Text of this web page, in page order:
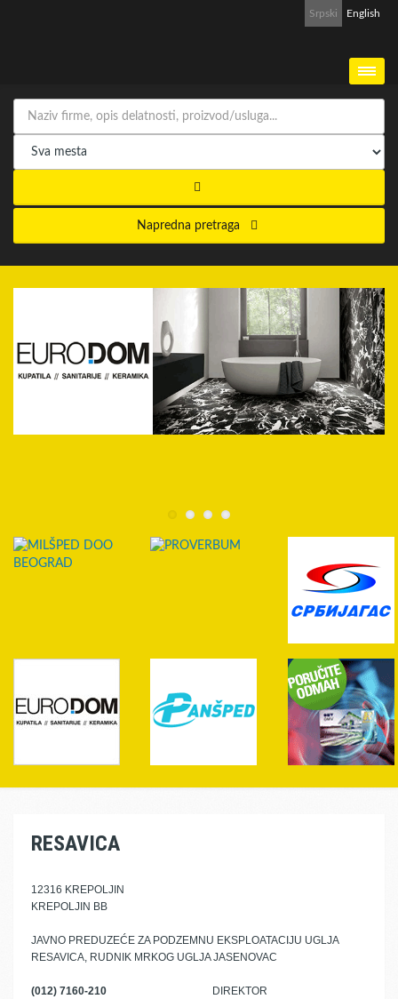
Srpski English
Napredna pretraga
RESAVICA
12316 KREPOLJIN
KREPOLJIN BB
JAVNO PREDUZEĆE ZA PODZEMNU EKSPLOATACIJU UGLJA
RESAVICA, RUDNIK MRKOG UGLJA JASENOVAC
(012) 7160-210
DIREKTOR